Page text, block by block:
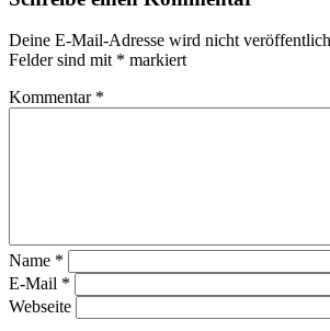
Deine E-Mail-Adresse wird nicht
Felder sind mit * markiert
Kommentar *
Name *
E-Mail *
Webseite